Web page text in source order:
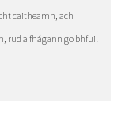
caitheamh, ach
rud a fhágann go bhfuil